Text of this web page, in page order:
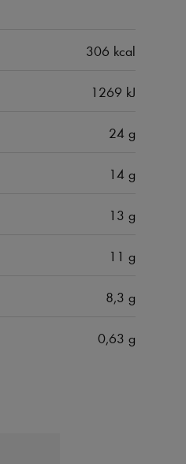
306 kcal
1269 kJ
24 g
14 g
13 g
11 g
8,3 g
0,63 g